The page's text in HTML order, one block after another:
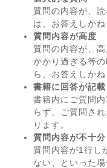
質問の内容が、
は、お答えしかね
質問内容が高度
質問の内容が、
かかり過ぎる等
ら、お答えしか
書籍に回答が記載
書籍内にご質問
らず、ご質問さ
ります。
質問内容が不十分
質問内容が1行し
ない、といった